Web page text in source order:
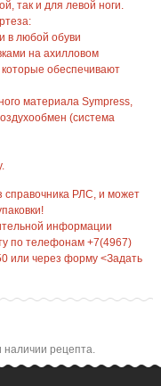
так и для левой ноги.
в любой обуви
на ахилловом
обеспечивают
материала Sympress,
(система
справочника РЛС, и может
информации
по телефонам +7(4967)
или через форму <Задать
наличии рецепта.